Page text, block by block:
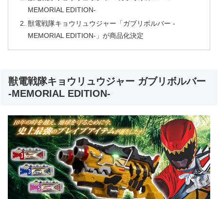
MEMORIAL EDITION-
獣電戦隊キョウリュウジャー「ガブリボルバー -
MEMORIAL EDITION-」が商品化決定
獣電戦隊キョウリュウジャー ガブリボルバー
-MEMORIAL EDITION-